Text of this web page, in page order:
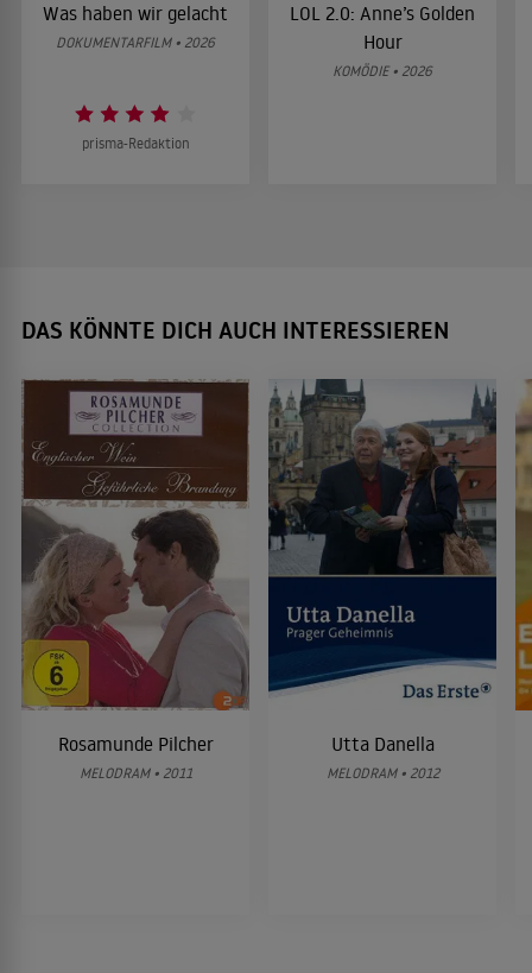
Was haben wir gelacht
DOKUMENTARFILM • 2026
prisma-Redaktion
LOL 2.0: Anne’s Golden
Hour
KOMÖDIE • 2026
DAS KÖNNTE DICH AUCH INTERESSIEREN
Rosamunde Pilcher
MELODRAM • 2011
Utta Danella
MELODRAM • 2012